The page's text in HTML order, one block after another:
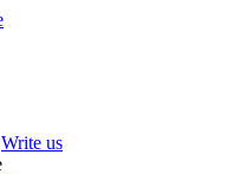
Write us